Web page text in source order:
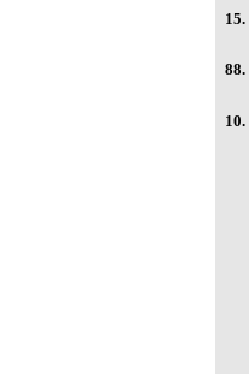
15.
88.
10.